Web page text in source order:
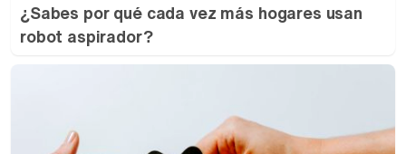
¿Sabes por qué cada vez más hogares usan
robot aspirador?